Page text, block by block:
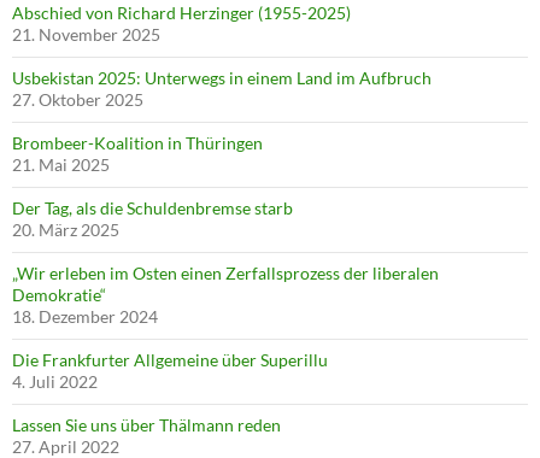
Abschied von Richard Herzinger (1955-2025)
21. November 2025
Usbekistan 2025: Unterwegs in einem Land im Aufbruch
27. Oktober 2025
Brombeer-Koalition in Thüringen
21. Mai 2025
Der Tag, als die Schuldenbremse starb
20. März 2025
„Wir erleben im Osten einen Zerfallsprozess der liberalen
Demokratie“
18. Dezember 2024
Die Frankfurter Allgemeine über Superillu
4. Juli 2022
Lassen Sie uns über Thälmann reden
27. April 2022